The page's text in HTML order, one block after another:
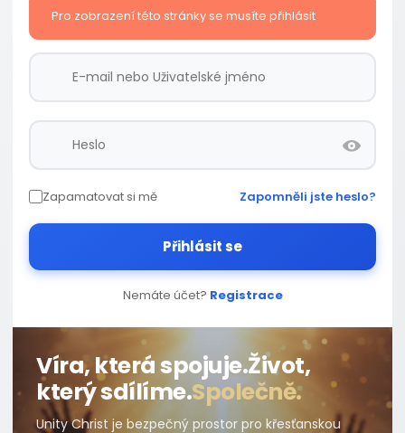
Pro zobrazení této stránky se musíte přihlásit
Zapamatovat si mě Zapomněli jste heslo?
Přihlásit se
Nemáte účet? Registrace
Víra, která spojuje.Život,
který sdílíme.Společně.
Unity Christ je bezpečný prostor pro křesťanskou